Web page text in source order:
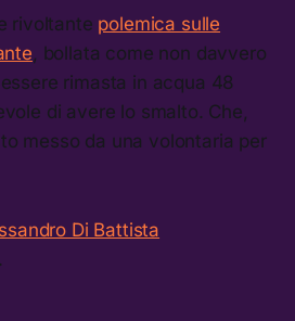
rivoltante polemica sulle
, bollata come non davvero
rimasta in acqua 48
di avere lo smalto. Che,
messo da una volontaria per
Di Battista
.